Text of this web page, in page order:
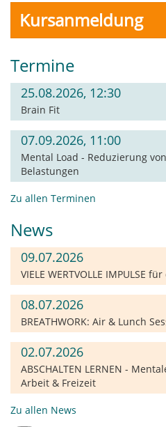
Kursanmeldung
Termine
25.08.2026, 12:30
Brain Fit
07.09.2026, 11:00
Mental Load - Reduzierung
Belastungen
Zu allen Terminen
News
09.07.2026
VIELE WERTVOLLE IMPULSE
08.07.2026
BREATHWORK: Air & Lunch
02.07.2026
ABSCHALTEN LERNEN -
Arbeit & Freizeit
Zu allen News